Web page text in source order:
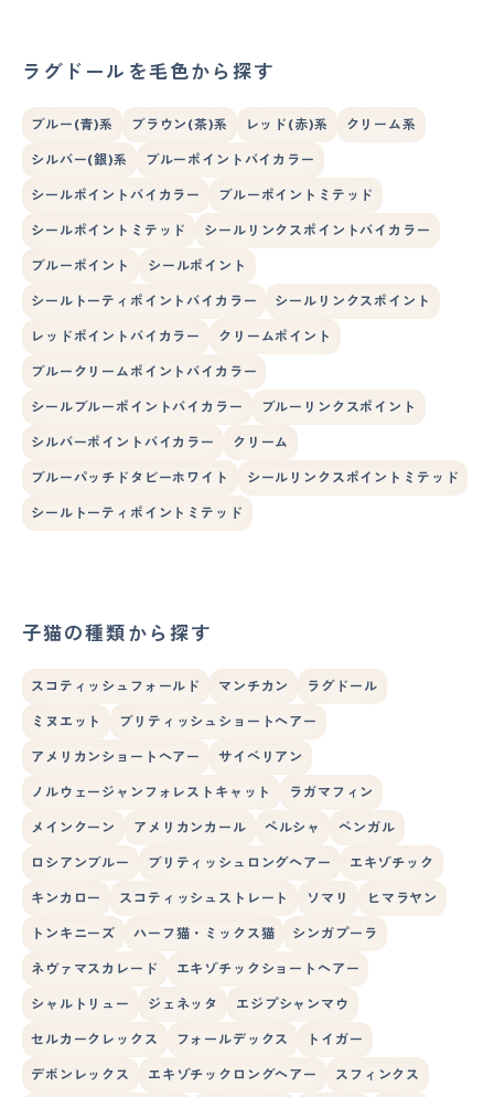
ラグドールを毛色から探す
ブルー(青)系 ブラウン(茶)系 レッド(赤)系 クリーム系
シルバー(銀)系 ブルーポイントバイカラー
シールポイントバイカラー ブルーポイントミテッド
シールポイントミテッド シールリンクスポイントバイカラー
ブルーポイント シールポイント
シールトーティポイントバイカラー シールリンクスポイント
レッドポイントバイカラー クリームポイント
ブルークリームポイントバイカラー
シールブルーポイントバイカラー ブルーリンクスポイント
シルバーポイントバイカラー クリーム
ブルーパッチドタビーホワイト シールリンクスポイントミテッド
シールトーティポイントミテッド
子猫の種類から探す
スコティッシュフォールド マンチカン ラグドール
ミヌエット ブリティッシュショートヘアー
アメリカンショートヘアー サイベリアン
ノルウェージャンフォレストキャット ラガマフィン
メインクーン アメリカンカール ペルシャ ベンガル
ロシアンブルー ブリティッシュロングヘアー エキゾチック
キンカロー スコティッシュストレート ソマリ ヒマラヤン
トンキニーズ ハーフ猫・ミックス猫 シンガプーラ
ネヴァマスカレード エキゾチックショートヘアー
シャルトリュー ジェネッタ エジプシャンマウ
セルカークレックス フォールデックス トイガー
デボンレックス エキゾチックロングヘアー スフィンクス